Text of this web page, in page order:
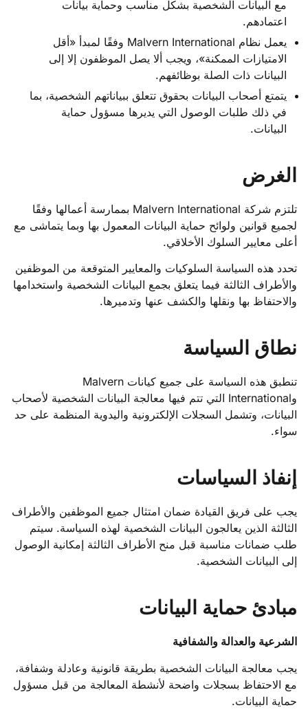
مع البيانات الشخصية بشكل مناسب وحماية بيانات
اعتمادهم.
يعمل نظام Malvern International وفقًا لمبدأ «أقل
الامتيازات الممكنة»، ويجب ألا يصل الموظفون إلا إلى
البيانات ذات الصلة بوظائفهم.
يتمتع أصحاب البيانات بحقوق تتعلق ببياناتهم الشخصية، بما
في ذلك طلبات الوصول التي يديرها مسؤول حماية
البيانات.
الغرض
تلتزم شركة Malvern International بممارسة أعمالها وفقًا
لجميع قوانين ولوائح حماية البيانات المعمول بها وبما يتماشى مع
أعلى معايير السلوك الأخلاقي.
تحدد هذه السياسة السلوكيات والمعايير المتوقعة من الموظفين
والأطراف الثالثة فيما يتعلق بجمع البيانات الشخصية واستخدامها
والاحتفاظ بها ونقلها والكشف عنها وتدميرها.
نطاق السياسة
تنطبق هذه السياسة على جميع كيانات Malvern
وInternational التي تتم فيها معالجة البيانات الشخصية لأصحاب
البيانات، وتشمل السجلات الإلكترونية واليدوية المنظمة على حد
سواء.
إنفاذ السياسات
يجب على فريق القيادة ضمان امتثال جميع الموظفين والأطراف
الثالثة الذين يعالجون البيانات الشخصية لهذه السياسة. سيتم
طلب ضمانات مناسبة قبل منح الأطراف الثالثة إمكانية الوصول
إلى البيانات الشخصية.
مبادئ حماية البيانات
الشرعية والعدالة والشفافية
يجب معالجة البيانات الشخصية بطريقة قانونية وعادلة وشفافة،
مع الاحتفاظ بسجلات واضحة لأنشطة المعالجة من قبل مسؤول
حماية البيانات.